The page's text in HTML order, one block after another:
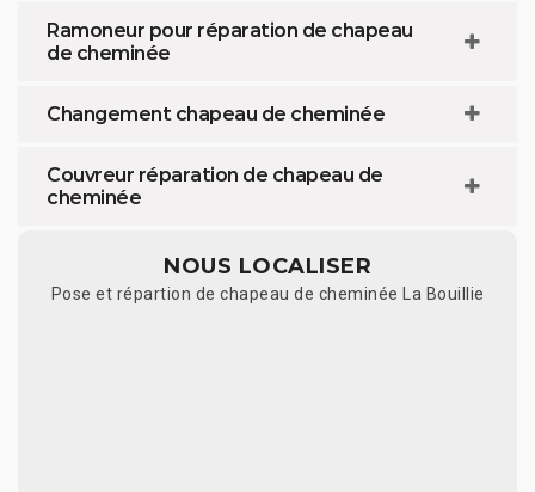
Ramoneur pour réparation de chapeau
de cheminée
Changement chapeau de cheminée
Couvreur réparation de chapeau de
cheminée
NOUS LOCALISER
Pose et répartion de chapeau de cheminée La Bouillie